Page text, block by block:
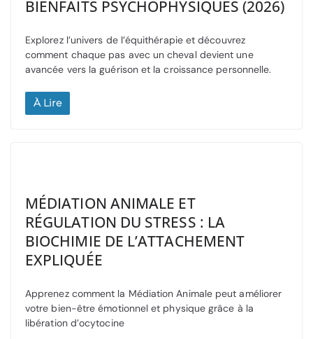
BIENFAITS PSYCHOPHYSIQUES (2026)
Explorez l’univers de l’équithérapie et découvrez
comment chaque pas avec un cheval devient une
avancée vers la guérison et la croissance personnelle.
À Lire
MÉDIATION ANIMALE ET
RÉGULATION DU STRESS : LA
BIOCHIMIE DE L’ATTACHEMENT
EXPLIQUÉE
Apprenez comment la Médiation Animale peut améliorer
votre bien-être émotionnel et physique grâce à la
libération d’ocytocine